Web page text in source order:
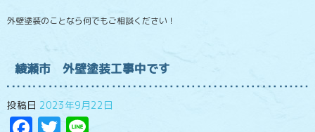
外壁塗装のことなら何でもご相談ください！
綾瀬市 外壁塗装工事中です
投稿日 2023年9月22日